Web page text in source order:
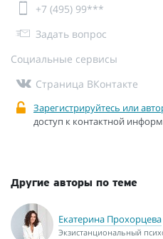
+7 (495) 99***
Задать вопрос
Социальные сервисы
Страница ВКонтакте
Зарегистрируйтесь или
доступ к контактной
Другие авторы по теме
Екатерина Прохорцева
Экзистанциональный